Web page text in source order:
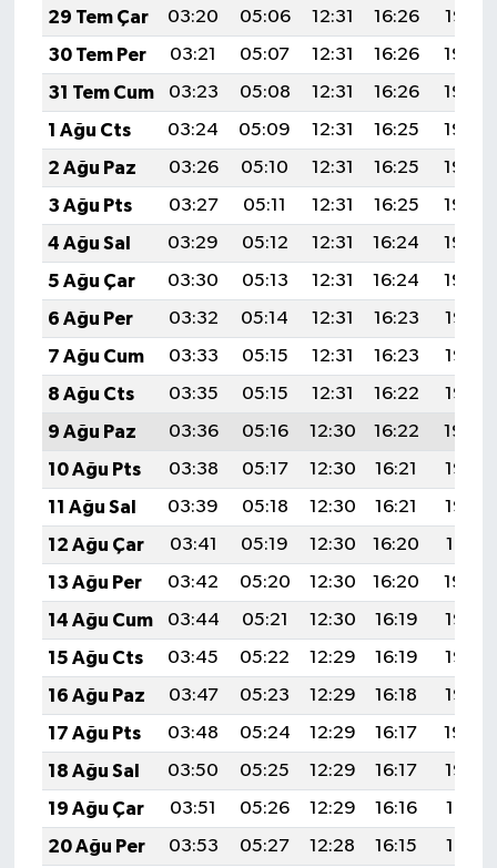
29 Tem Çar
03:20 05:06 12:31 16:26
19:47
30 Tem Per
03:21 05:07 12:31 16:26
19:46
31 Tem Cum
03:23 05:08 12:31 16:26
19:45
1 Ağu Cts
03:24 05:09 12:31 16:25
19:44
2 Ağu Paz
03:26 05:10 12:31 16:25
19:43
3 Ağu Pts
03:27 05:11 12:31 16:25
19:42
4 Ağu Sal
03:29 05:12 12:31 16:24
19:40
5 Ağu Çar
03:30 05:13 12:31 16:24
19:39
6 Ağu Per
03:32 05:14 12:31 16:23
19:38
7 Ağu Cum
03:33 05:15 12:31 16:23
19:37
8 Ağu Cts
03:35 05:15 12:31 16:22
19:36
9 Ağu Paz
03:36 05:16 12:30 16:22
19:34
10 Ağu Pts
03:38 05:17 12:30 16:21
19:33
11 Ağu Sal
03:39 05:18 12:30 16:21
19:32
12 Ağu Çar
03:41 05:19 12:30 16:20
19:31
13 Ağu Per
03:42 05:20 12:30 16:20
19:29
14 Ağu Cum
03:44 05:21 12:30 16:19
19:28
15 Ağu Cts
03:45 05:22 12:29 16:19
19:26
16 Ağu Paz
03:47 05:23 12:29 16:18
19:25
17 Ağu Pts
03:48 05:24 12:29 16:17
19:24
18 Ağu Sal
03:50 05:25 12:29 16:17
19:22
19 Ağu Çar
03:51 05:26 12:29 16:16
19:21
20 Ağu Per
03:53 05:27 12:28 16:15
19:19